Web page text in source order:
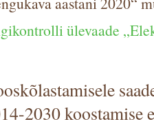
ülevaade
2030 koostamise